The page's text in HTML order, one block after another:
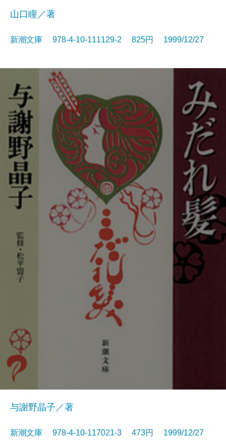
山口瞳／著
新潮文庫 978-4-10-111129-2 825円 1999/12/27
与謝野晶子／著
新潮文庫 978-4-10-117021-3 473円 1999/12/27